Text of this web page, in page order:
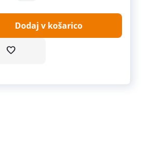
Dodaj v košarico